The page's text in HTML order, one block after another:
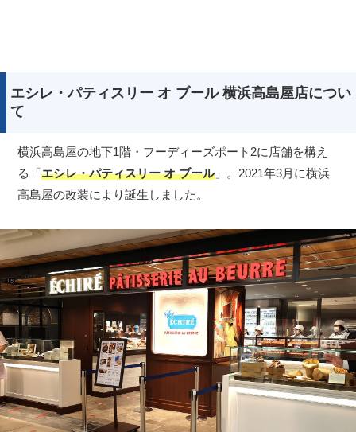
エシレ・パティスリー オ ブール 横浜高島屋店につい
て
横浜高島屋の地下1階・フーディーズポート2に店舗を構え
る「エシレ・パティスリー オ ブール」。2021年3月に横浜
高島屋の改装により誕生しました。